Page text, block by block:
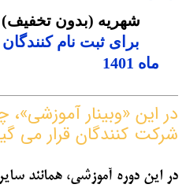
شهریه (بدون
ماه 1401
در این «وبینار آموزشی»،
شرکت کنندگان قرار می
در این دوره آموزشی، همانند